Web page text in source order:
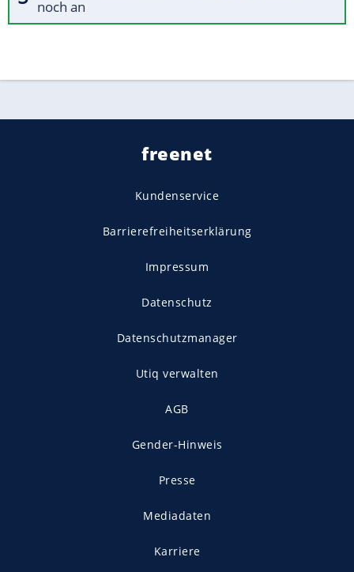
noch an
freenet
Kundenservice
Barrierefreiheitserklärung
Impressum
Datenschutz
Datenschutzmanager
Utiq verwalten
AGB
Gender-Hinweis
Presse
Mediadaten
Karriere